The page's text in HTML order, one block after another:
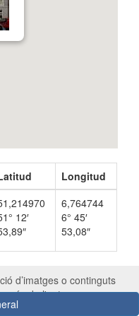
Longitud
12′
6,764744
6° 45′
53,08″
d’imatges o continguts
de l'autor